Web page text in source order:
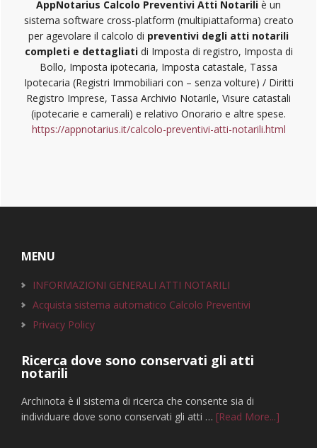
AppNotarius Calcolo Preventivi Atti Notarili è un
sistema software cross-platform (multipiattaforma) creato
per agevolare il calcolo di preventivi degli atti notarili
completi e dettagliatidi Imposta di registro, Imposta di
Bollo, Imposta ipotecaria, Imposta catastale, Tassa
Ipotecaria (Registri Immobiliari con – senza volture) / Diritti
Registro Imprese, Tassa Archivio Notarile, Visure catastali
(ipotecarie e camerali) e relativo Onorario e altre spese.
https://appnotarius.it/calcolo-preventivi-atti-notarili.html
MENU
INFORMAZIONI GENERALI ATTI NOTARILI
Acquista sistema automatico Calcolo Preventivi
Privacy Policy
Ricerca dove sono conservati gli atti
notarili
Archinota è il sistema di ricerca che consente sia di
individuare dove sono conservati gli atti … [Read More...]